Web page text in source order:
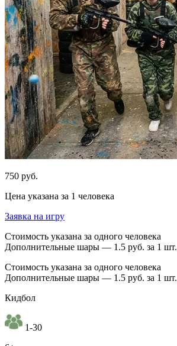
750 руб.
Цена указана за 1 человека
Заявка на игру
Стоимость указана за одного человека
Дополнительные шары — 1.5 руб. за 1 шт.
Стоимость указана за одного человека
Дополнительные шары — 1.5 руб. за 1 шт.
Кидбол
1-30